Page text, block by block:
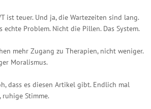
ist teuer. Und ja, die Wartezeiten sind lang.
echte Problem. Nicht die Pillen. Das System.
mehr Zugang zu Therapien, nicht weniger.
Moralismus.
dass es diesen Artikel gibt. Endlich mal
ruhige Stimme.